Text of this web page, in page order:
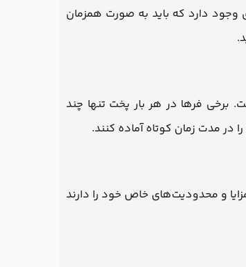
دارد که باید به صورت همزمان
برخی فرها در هر بار پخت تنها چند
در مدت زمان کوتاه آماده کنند.
و محدودیت‌های خاص خود را دارند